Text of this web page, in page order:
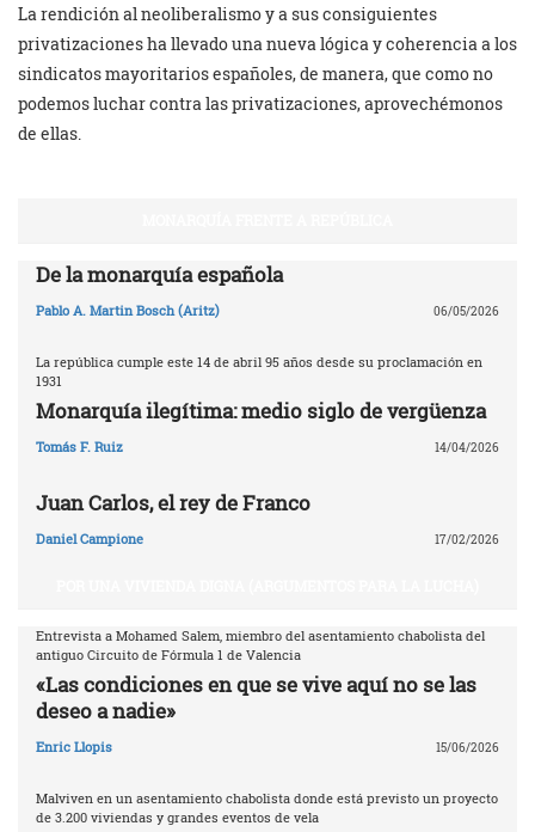
La rendición al neoliberalismo y a sus consiguientes
privatizaciones ha llevado una nueva lógica y coherencia a los
sindicatos mayoritarios españoles, de manera, que como no
podemos luchar contra las privatizaciones, aprovechémonos
de ellas.
De la monarquía española
Pablo A. Martin Bosch (Aritz) 06/05/2026
La república cumple este 14 de abril 95 años desde su proclamación en
1931
Monarquía ilegítima: medio siglo de vergüenza
Tomás F. Ruiz 14/04/2026
Juan Carlos, el rey de Franco
Daniel Campione 17/02/2026
Entrevista a Mohamed Salem, miembro del asentamiento chabolista del
antiguo Circuito de Fórmula 1 de Valencia
«Las condiciones en que se vive aquí no se las
deseo a nadie»
Enric Llopis 15/06/2026
Malviven en un asentamiento chabolista donde está previsto un proyecto
de 3.200 viviendas y grandes eventos de vela